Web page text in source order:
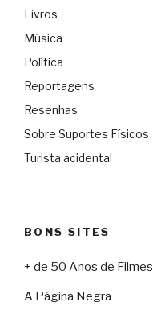
Livros
Música
Política
Reportagens
Resenhas
Sobre Suportes Físicos
Turista acidental
BONS SITES
+ de 50 Anos de Filmes
A Página Negra